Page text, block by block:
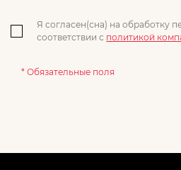
Я согласен(сна) на обработку
соответствии с политикой
* Обязательные поля